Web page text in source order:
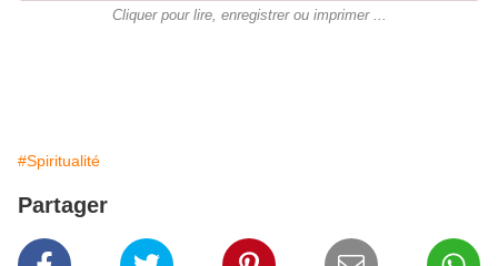
Cliquer pour lire, enregistrer ou imprimer ...
#Spiritualité
Partager